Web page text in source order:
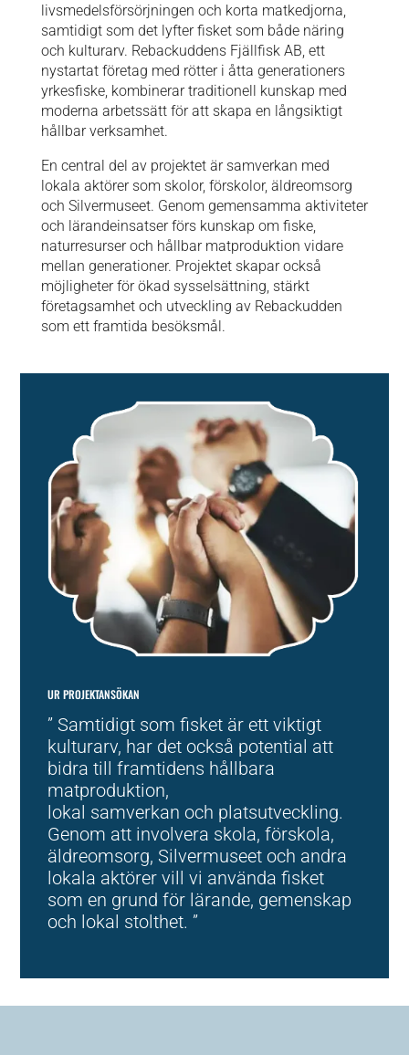
livsmedelsförsörjningen och korta matkedjorna,
samtidigt som det lyfter fisket som både näring
och kulturarv. Rebackuddens Fjällfisk AB, ett
nystartat företag med rötter i åtta generationers
yrkesfiske, kombinerar traditionell kunskap med
moderna arbetssätt för att skapa en långsiktigt
hållbar verksamhet.
En central del av projektet är samverkan med
lokala aktörer som skolor, förskolor, äldreomsorg
och Silvermuseet. Genom gemensamma aktiviteter
och lärandeinsatser förs kunskap om fiske,
naturresurser och hållbar matproduktion vidare
mellan generationer. Projektet skapar också
möjligheter för ökad sysselsättning, stärkt
företagsamhet och utveckling av Rebackudden
som ett framtida besöksmål.
UR PROJEKTANSÖKAN
” Samtidigt som fisket är ett viktigt
kulturarv, har det också potential att
bidra till framtidens hållbara
matproduktion,
lokal samverkan och platsutveckling.
Genom att involvera skola, förskola,
äldreomsorg, Silvermuseet och andra
lokala aktörer vill vi använda fisket
som en grund för lärande, gemenskap
och lokal stolthet. ”